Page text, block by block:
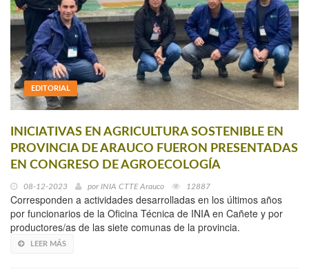
EDITORIAL
INICIATIVAS EN AGRICULTURA SOSTENIBLE EN
PROVINCIA DE ARAUCO FUERON PRESENTADAS
EN CONGRESO DE AGROECOLOGÍA
08-12-2023 por INIA CTTE Arauco 12887
Corresponden a actividades desarrolladas en los últimos años
por funcionarios de la Oficina Técnica de INIA en Cañete y por
productores/as de las siete comunas de la provincia.
LEER MÁS